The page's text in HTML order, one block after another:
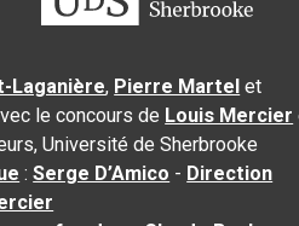
Laganière, Pierre Martel et
le concours de Louis Mercier
Université de Sherbrooke
:Serge D’Amico - Direction